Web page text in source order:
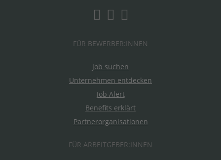
FÜR BEWERBER:INNEN
Job suchen
Unternehmen entdecken
Job Alert
Benefits erklärt
Partnerorganisationen
FÜR ARBEITGEBER:INNEN